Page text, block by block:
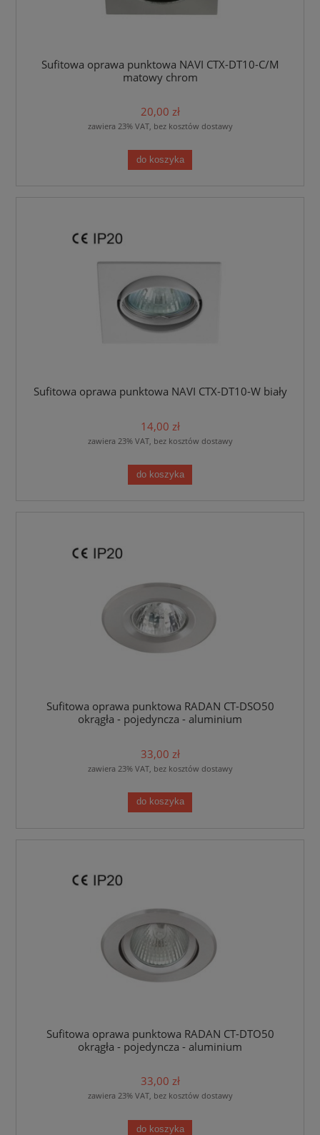
Sufitowa oprawa punktowa NAVI CTX-DT10-C/M
matowy chrom
20,00 zł
zawiera 23% VAT, bez kosztów dostawy
do koszyka
Sufitowa oprawa punktowa NAVI CTX-DT10-W biały
14,00 zł
zawiera 23% VAT, bez kosztów dostawy
do koszyka
Sufitowa oprawa punktowa RADAN CT-DSO50
okrągła - pojedyncza - aluminium
33,00 zł
zawiera 23% VAT, bez kosztów dostawy
do koszyka
Sufitowa oprawa punktowa RADAN CT-DTO50
okrągła - pojedyncza - aluminium
33,00 zł
zawiera 23% VAT, bez kosztów dostawy
do koszyka